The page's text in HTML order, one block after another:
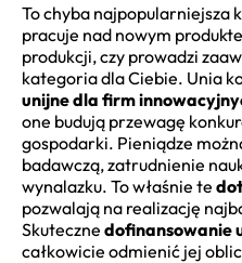
To chyba najpopularniejsza
pracuje nad nowym
produkcji, czy prowadzi
kategoria dla Ciebie. Unia
unijne dla firm
one budują przewagę
gospodarki. Pieniądze
badawczą, zatrudnienie
wynalazku. To właśnie te
pozwalają na realizację
Skuteczne dofinansowanie
całkowicie odmienić jej